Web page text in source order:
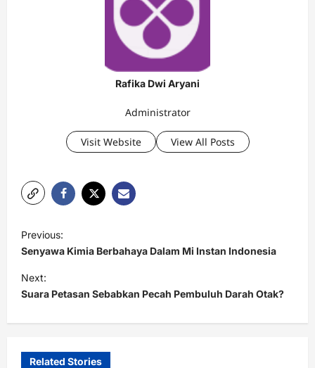
Rafika Dwi Aryani
Administrator
Visit Website View All Posts
o
s
t
v
Previous:
Senyawa Kimia Berbahaya Dalam Mi Instan Indonesia
Next:
Suara Petasan Sebabkan Pecah Pembuluh Darah Otak?
Related Stories